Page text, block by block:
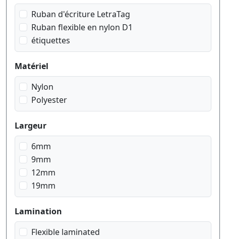
noir sur jaune
noir sur rouge
noir sur transparent
noir sur vert
Ruban d'écriture LetraTag
Ruban flexible en nylon D1
étiquettes
Matériel
Nylon
Polyester
Largeur
6mm
9mm
12mm
19mm
Lamination
Flexible laminated